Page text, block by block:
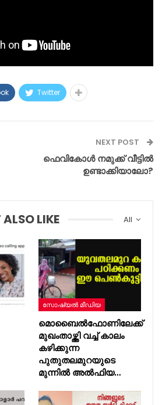
Twitter
NEXT POST
ഫെവികോൾ നമുക്ക് വീട്ടിൽ
ഉണ്ടാക്കിയാലോ?
All
LIKE
സോഷ്യൽ മീഡിയ
മൊബൈൽഫോണിലേക്ക്
മുഖംതാഴ്ത്തി വച്ച് കാലം
കഴിക്കുന്ന
പുതുതലമുറയുടെ
മുന്നിൽ അൽഫിയ…